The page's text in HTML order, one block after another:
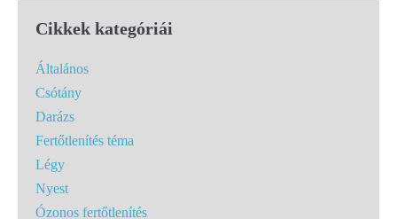
Cikkek kategóriái
Általános
Csótány
Darázs
Fertőtlenítés téma
Légy
Nyest
Ózonos fertőtlenítés